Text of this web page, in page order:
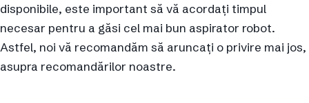
disponibile, este important să vă acordați timpul
necesar pentru a găsi cel mai bun aspirator robot.
Astfel, noi vă recomandăm să aruncați o privire mai jos,
asupra recomandărilor noastre.